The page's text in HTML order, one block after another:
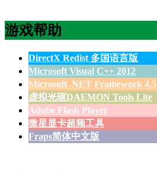
游戏帮助
DirectX Redist 多国语言版
Microsoft Visual C++ 2012
Microsoft .NET Framework 4.5
虚拟光驱DAEMON Tools Lite
Adobe Flash Player
微星显卡超频工具
Fraps简体中文版